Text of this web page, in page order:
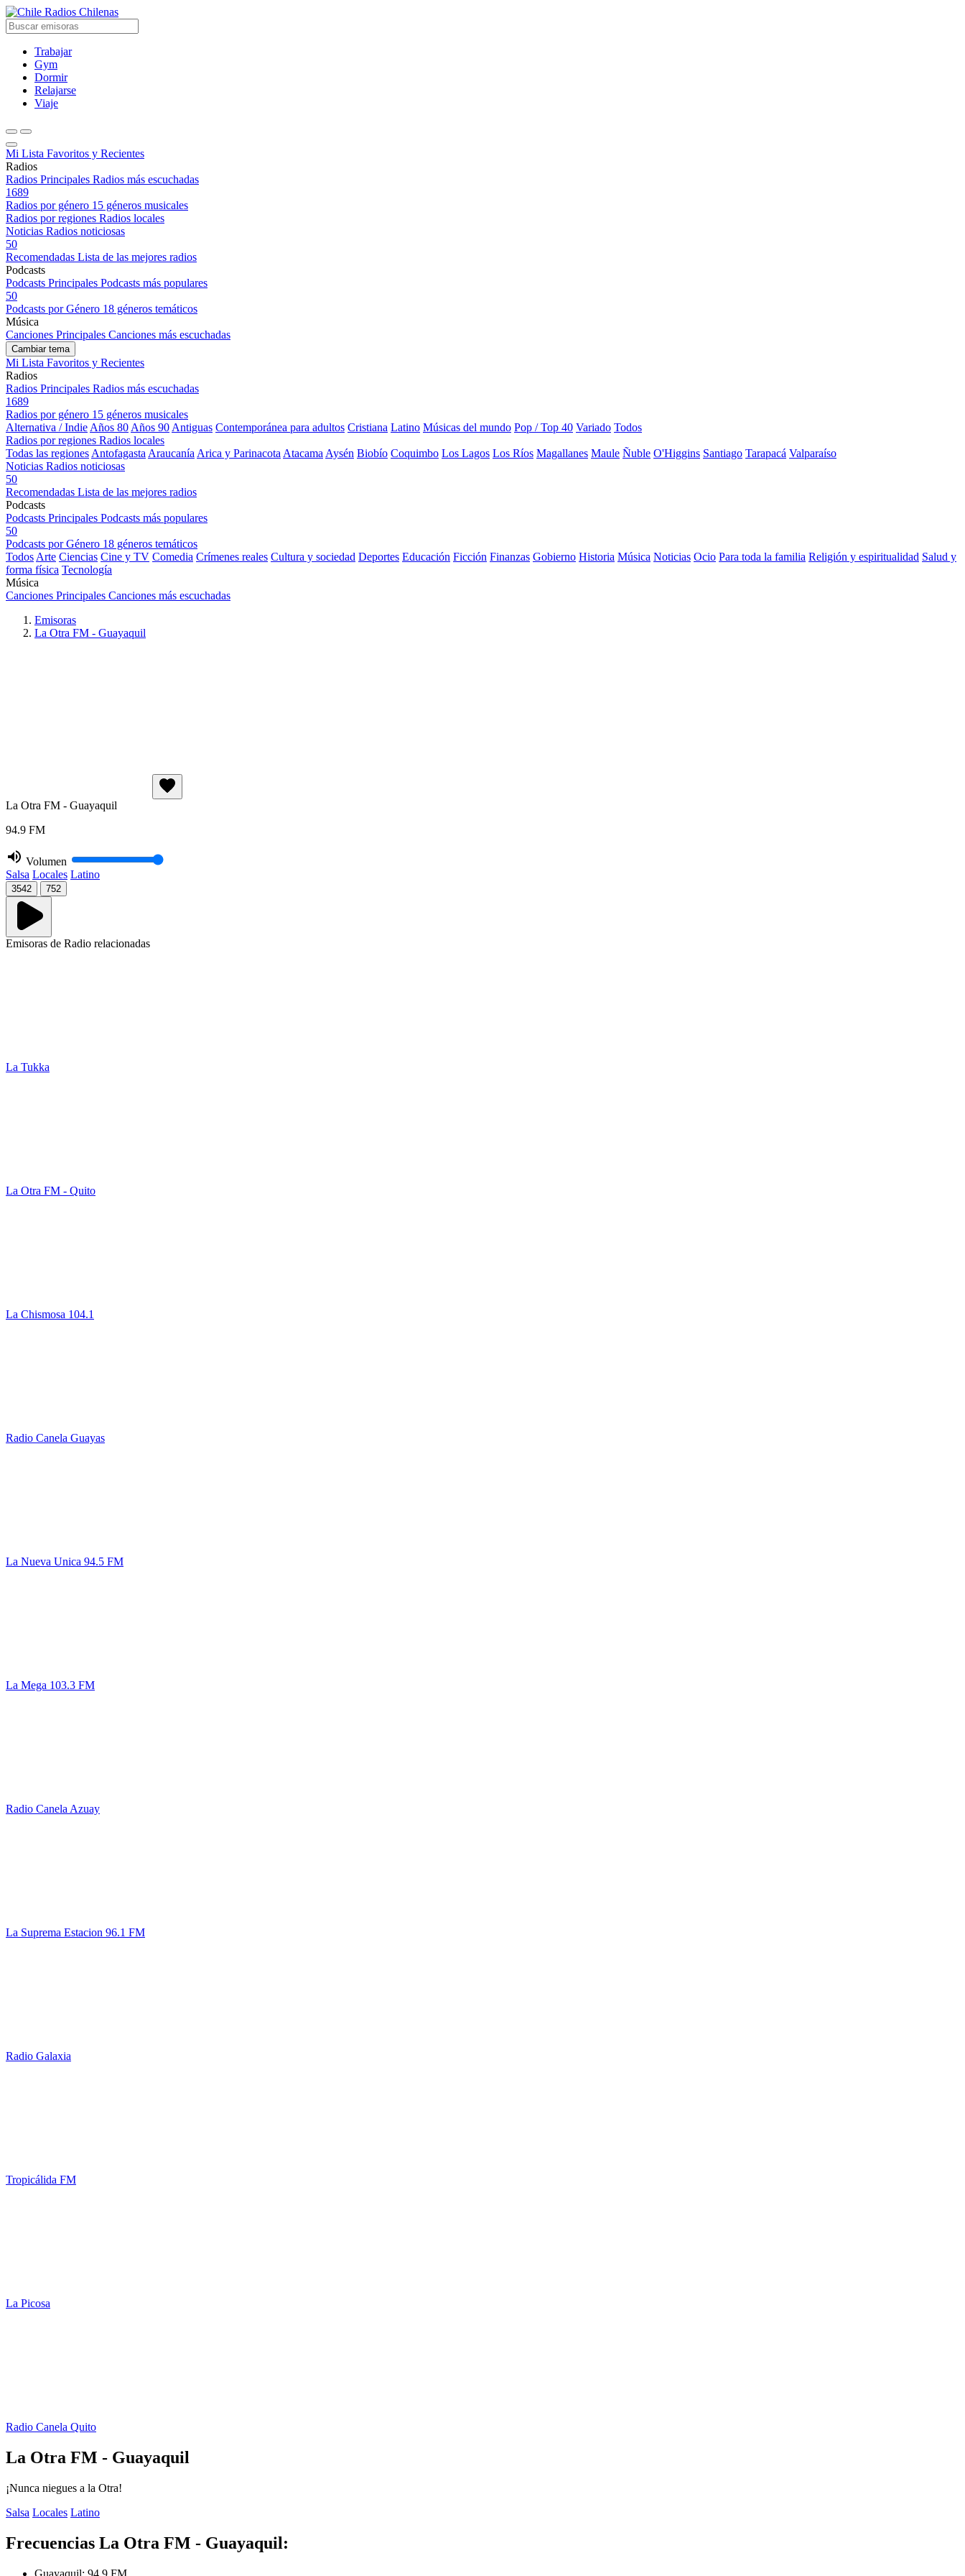
Radios Chilenas
Trabajar
Gym
Dormir
Relajarse
Viaje
Mi Lista Favoritos y Recientes
Radios
Radios Principales Radios más escuchadas
1689
Radios por género 15 géneros musicales
Radios por regiones Radios locales
Noticias Radios noticiosas
50
Recomendadas Lista de las mejores radios
Podcasts
Podcasts Principales Podcasts más populares
50
Podcasts por Género 18 géneros temáticos
Música
Canciones Principales Canciones más escuchadas
Cambiar tema
Mi Lista Favoritos y Recientes
Radios
Radios Principales Radios más escuchadas
1689
Radios por género 15 géneros musicales
Alternativa / Indie Años 80 Años 90 Antiguas Contemporánea para adultos Cristiana Latino Músicas del mundo Pop / Top 40 Variado Todos
Radios por regiones Radios locales
Todas las regiones Antofagasta Araucanía Arica y Parinacota Atacama Aysén Biobío Coquimbo Los Lagos Los Ríos Magallanes Maule Ñuble O'Higgins Santiago Tarapacá Valparaíso
Noticias Radios noticiosas
50
Recomendadas Lista de las mejores radios
Podcasts
Podcasts Principales Podcasts más populares
50
Podcasts por Género 18 géneros temáticos
Todos Arte Ciencias Cine y TV Comedia Crímenes reales Cultura y sociedad Deportes Educación Ficción Finanzas Gobierno Historia Música Noticias Ocio Para toda la familia Religión y espiritualidad Salud y
forma física Tecnología
Música
Canciones Principales Canciones más escuchadas
Emisoras
La Otra FM - Guayaquil
La Otra FM - Guayaquil
94.9 FM
Volumen
Salsa Locales Latino
3542 752
Emisoras de Radio relacionadas
La Tukka
La Otra FM - Quito
La Chismosa 104.1
Radio Canela Guayas
La Nueva Unica 94.5 FM
La Mega 103.3 FM
Radio Canela Azuay
La Suprema Estacion 96.1 FM
Radio Galaxia
Tropicálida FM
La Picosa
Radio Canela Quito
La Otra FM - Guayaquil
¡Nunca niegues a la Otra!
Salsa Locales Latino
Frecuencias La Otra FM - Guayaquil:
Guayaquil: 94.9 FM